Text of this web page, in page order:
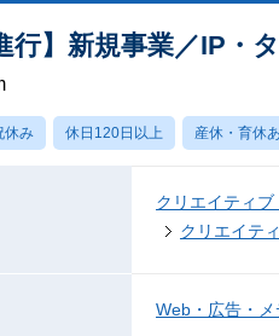
行】新規事業／IP・
休み 休日120日以上 産休・育休
クリエイティブ
クリエイテ
Web・広告・メ